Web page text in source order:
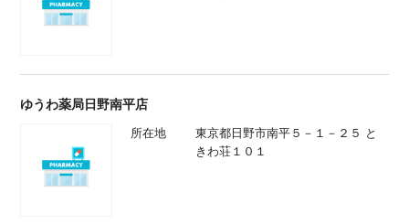
ゆうわ薬局日野南平店
所在地
東京都日野市南平５－１－２５ と
きわ荘１０１